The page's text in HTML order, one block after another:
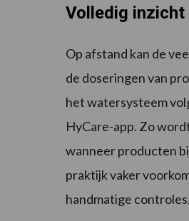
Volledig inzicht
Op afstand kan de
de doseringen van
het watersysteem
HyCare-app. Zo
wanneer producten
praktijk vaker
handmatige controles.